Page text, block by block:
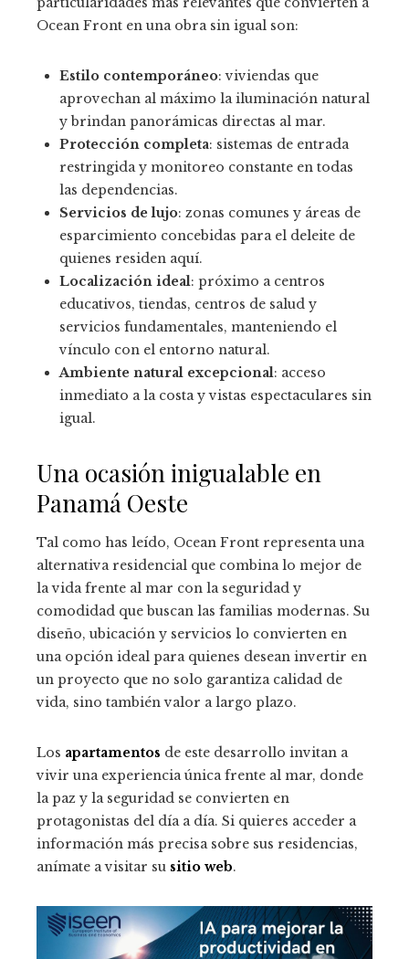
Ocean Front en una obra sin igual son:
Estilo contemporáneo: viviendas que
aprovechan al máximo la iluminación natural
y brindan panorámicas directas al mar.
Protección completa: sistemas de entrada
restringida y monitoreo constante en todas
las dependencias.
Servicios de lujo: zonas comunes y áreas de
esparcimiento concebidas para el deleite de
quienes residen aquí.
Localización ideal: próximo a centros
educativos, tiendas, centros de salud y
servicios fundamentales, manteniendo el
vínculo con el entorno natural.
Ambiente natural excepcional: acceso
inmediato a la costa y vistas espectaculares sin
igual.
Una ocasión inigualable en
Panamá Oeste
Tal como has leído, Ocean Front representa una
alternativa residencial que combina lo mejor de
la vida frente al mar con la seguridad y
comodidad que buscan las familias modernas. Su
diseño, ubicación y servicios lo convierten en
una opción ideal para quienes desean invertir en
un proyecto que no solo garantiza calidad de
vida, sino también valor a largo plazo.
Los apartamentos de este desarrollo invitan a
vivir una experiencia única frente al mar, donde
la paz y la seguridad se convierten en
protagonistas del día a día. Si quieres acceder a
información más precisa sobre sus residencias,
anímate a visitar su sitio web.